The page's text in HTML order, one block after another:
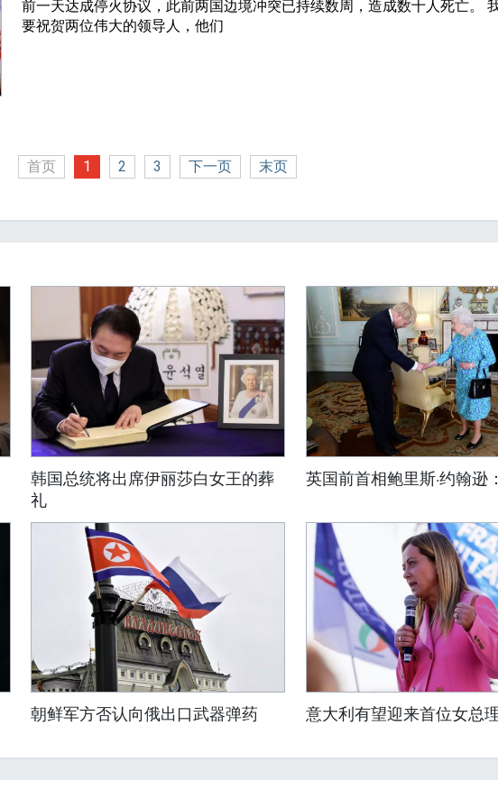
前一天达成停火协议，此前两国边境冲突已持续数周，造成数十人死亡。
要祝贺两位伟大的领导人，他们
首页 1 2 3 下一页 末页
韩国总统将出席伊丽莎白女王的葬
礼
英国前首相鲍里斯·约翰逊
朝鲜军方否认向俄出口武器弹药 意大利有望迎来首位女总